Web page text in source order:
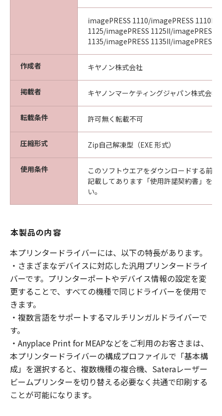
imagePRESS 1110/imagePRESS 1110II/
1125/imagePRESS 1125II/imagePRESS
1135/imagePRESS 1135II/imagePRESS
作成者 キヤノン株式会社
掲載者 キヤノンマーケティングジャパン株式会社
転載条件 許可無く転載不可
圧縮形式 Zip自己解凍型（EXE 形式）
使用条件
このソフトウエアをダウンロードする前
記載してあります「使用許諾契約書」を
い。
本製品の内容
本プリンタードライバーには、以下の特長があります。
・さまざまなデバイスに対応した汎用プリンタードライ
バーです。プリンターポートやデバイス情報の設定を変
更することで、すべての機種で同じドライバーを使用で
きます。
・複数言語をサポートするマルチリンガルドライバーで
す。
・Anyplace Print for MEAPなどをご利用のお客さまは、
本プリンタードライバーの構成プロファイルで「基本構
成」を選択すると、複数機種の複合機、Sateraレーザー
ビームプリンターを切り替える必要なく共通で印刷する
ことが可能になります。